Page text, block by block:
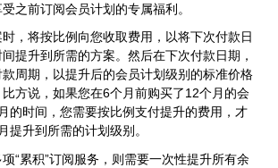
之前订阅会员计划的专属福利。
，将按比例向您收取费用，以将下次付款日
提升到所需的方案。然后在下次付款日期，
周期，以提升后的会员计划级别的标准价格
方说，如果您在6个月前购买了12个月的会
的时间，您需要按比例支付提升的费用，才
提升到所需的计划级别。
“累积”订阅服务，则需要一次性提升所有余